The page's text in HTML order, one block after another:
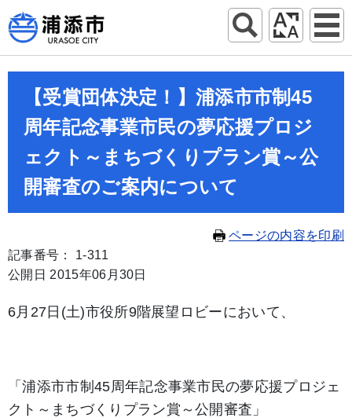
【受賞団体決定！】浦添市市制45
周年記念事業市民の夢応援プロジ
ェクト～まちづくりプラン賞～公
開審査のご案内について
ページの内容を印刷
記事番号： 1-311
公開日 2015年06月30日
6月27日(土)市役所9階展望ロビーにおいて、
「浦添市市制45周年記念事業市民の夢応援プロジェ
クト～まちづくりプラン賞～公開審査」